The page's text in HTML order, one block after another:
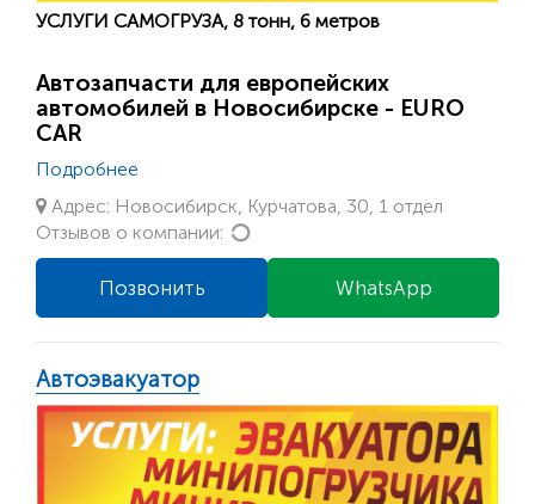
УСЛУГИ САМОГРУЗА, 8 тонн, 6 метров
Автозапчасти для европейских
автомобилей в Новосибирске - EURO
CAR
Подробнее
Адрес: Новосибирск, Курчатова, 30, 1 отдел
Отзывов о компании:
WhatsApp
Позвонить
Автоэвакуатор